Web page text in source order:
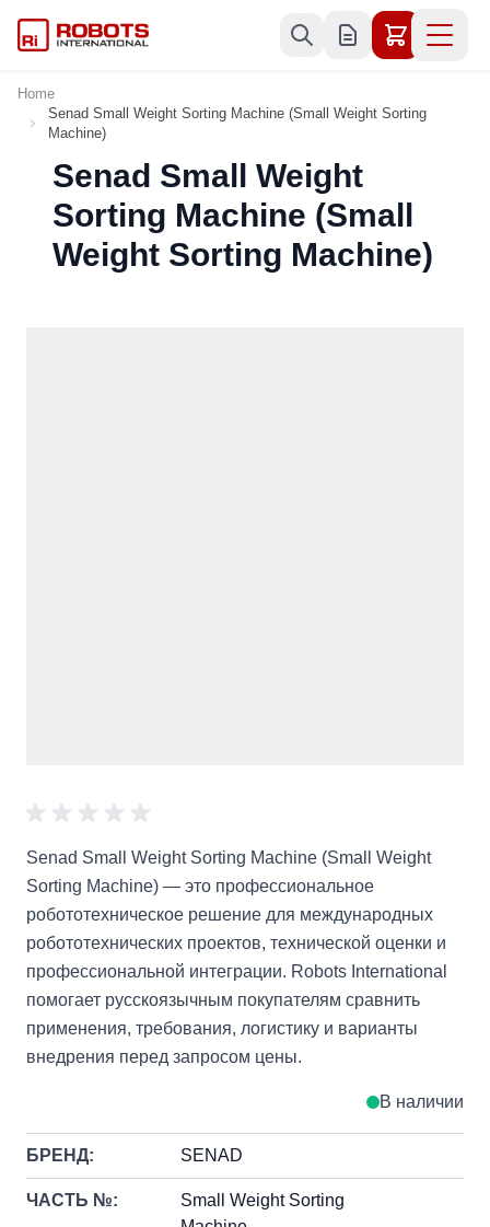
Home
Senad Small Weight Sorting Machine (Small Weight Sorting
Machine)
Senad Small Weight
Sorting Machine (Small
Weight Sorting Machine)
Senad Small Weight Sorting Machine (Small Weight
Sorting Machine) — это профессиональное
робототехническое решение для международных
робототехнических проектов, технической оценки и
профессиональной интеграции. Robots International
помогает русскоязычным покупателям сравнить
применения, требования, логистику и варианты
внедрения перед запросом цены.
В наличии
БРЕНД: SENAD
ЧАСТЬ №:
Small Weight Sorting